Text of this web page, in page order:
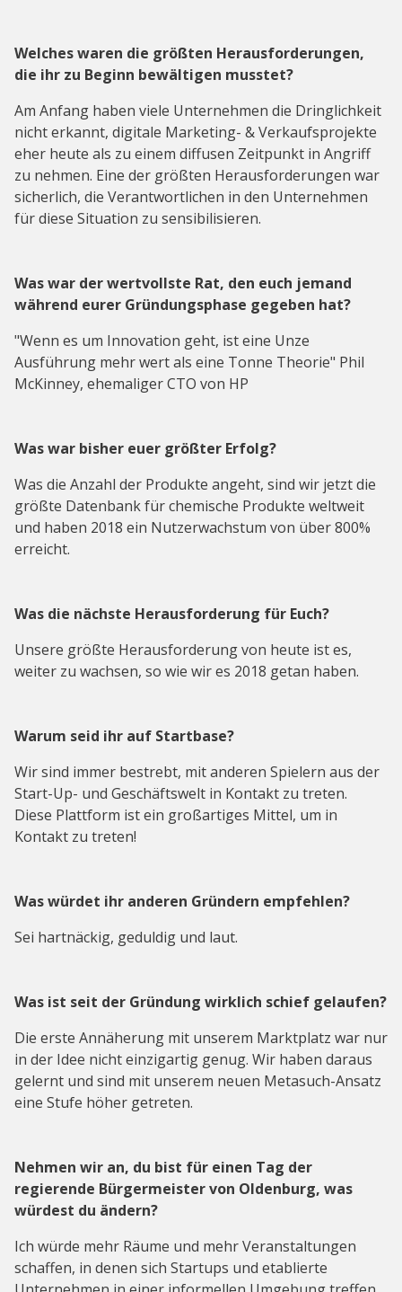
Welches waren die größten Herausforderungen,
die ihr zu Beginn bewältigen musstet?
Am Anfang haben viele Unternehmen die Dringlichkeit
nicht erkannt, digitale Marketing- & Verkaufsprojekte
eher heute als zu einem diffusen Zeitpunkt in Angriff
zu nehmen. Eine der größten Herausforderungen war
sicherlich, die Verantwortlichen in den Unternehmen
für diese Situation zu sensibilisieren.
Was war der wertvollste Rat, den euch jemand
während eurer Gründungsphase gegeben hat?
"Wenn es um Innovation geht, ist eine Unze
Ausführung mehr wert als eine Tonne Theorie" Phil
McKinney, ehemaliger CTO von HP
Was war bisher euer größter Erfolg?
Was die Anzahl der Produkte angeht, sind wir jetzt die
größte Datenbank für chemische Produkte weltweit
und haben 2018 ein Nutzerwachstum von über 800%
erreicht.
Was die nächste Herausforderung für Euch?
Unsere größte Herausforderung von heute ist es,
weiter zu wachsen, so wie wir es 2018 getan haben.
Warum seid ihr auf Startbase?
Wir sind immer bestrebt, mit anderen Spielern aus der
Start-Up- und Geschäftswelt in Kontakt zu treten.
Diese Plattform ist ein großartiges Mittel, um in
Kontakt zu treten!
Was würdet ihr anderen Gründern empfehlen?
Sei hartnäckig, geduldig und laut.
Was ist seit der Gründung wirklich schief gelaufen?
Die erste Annäherung mit unserem Marktplatz war nur
in der Idee nicht einzigartig genug. Wir haben daraus
gelernt und sind mit unserem neuen Metasuch-Ansatz
eine Stufe höher getreten.
Nehmen wir an, du bist für einen Tag der
regierende Bürgermeister von Oldenburg, was
würdest du ändern?
Ich würde mehr Räume und mehr Veranstaltungen
schaffen, in denen sich Startups und etablierte